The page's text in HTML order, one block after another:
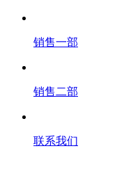
销售一部
销售二部
联系我们